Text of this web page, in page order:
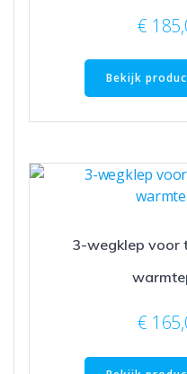
€
Bekijk
3-wegklep voor
€